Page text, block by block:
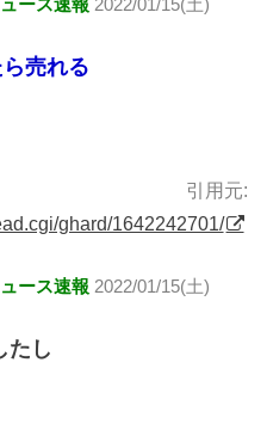
ース速報 2022/01/15(土)
売れる
引用元:
ghard/1642242701/
ース速報 2022/01/15(土)
たし